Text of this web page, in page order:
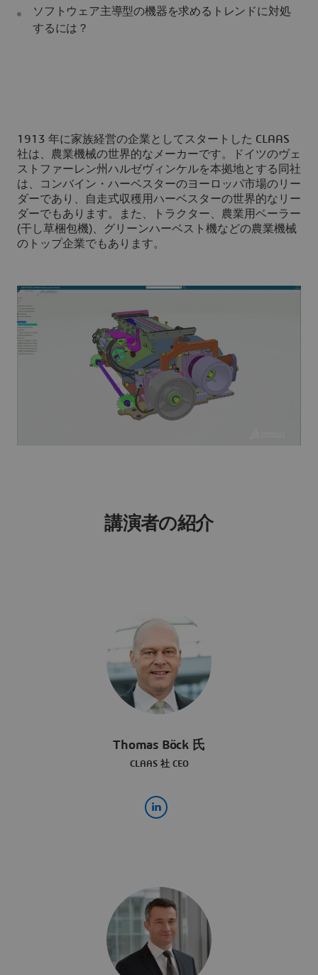
ソフトウェア主導型の機器を求めるトレンドに対処
するには？
1913 年に家族経営の企業としてスタートした CLAAS
社は、農業機械の世界的なメーカーです。ドイツのヴェ
ストファーレン州ハルゼヴィンケルを本拠地とする同社
は、コンバイン・ハーベスターのヨーロッパ市場のリー
ダーであり、自走式収穫用ハーベスターの世界的なリー
ダーでもあります。また、トラクター、農業用ベーラー
(干し草梱包機)、グリーンハーベスト機などの農業機械
のトップ企業でもあります。
講演者の紹介
Thomas Böck 氏
CLAAS 社 CEO